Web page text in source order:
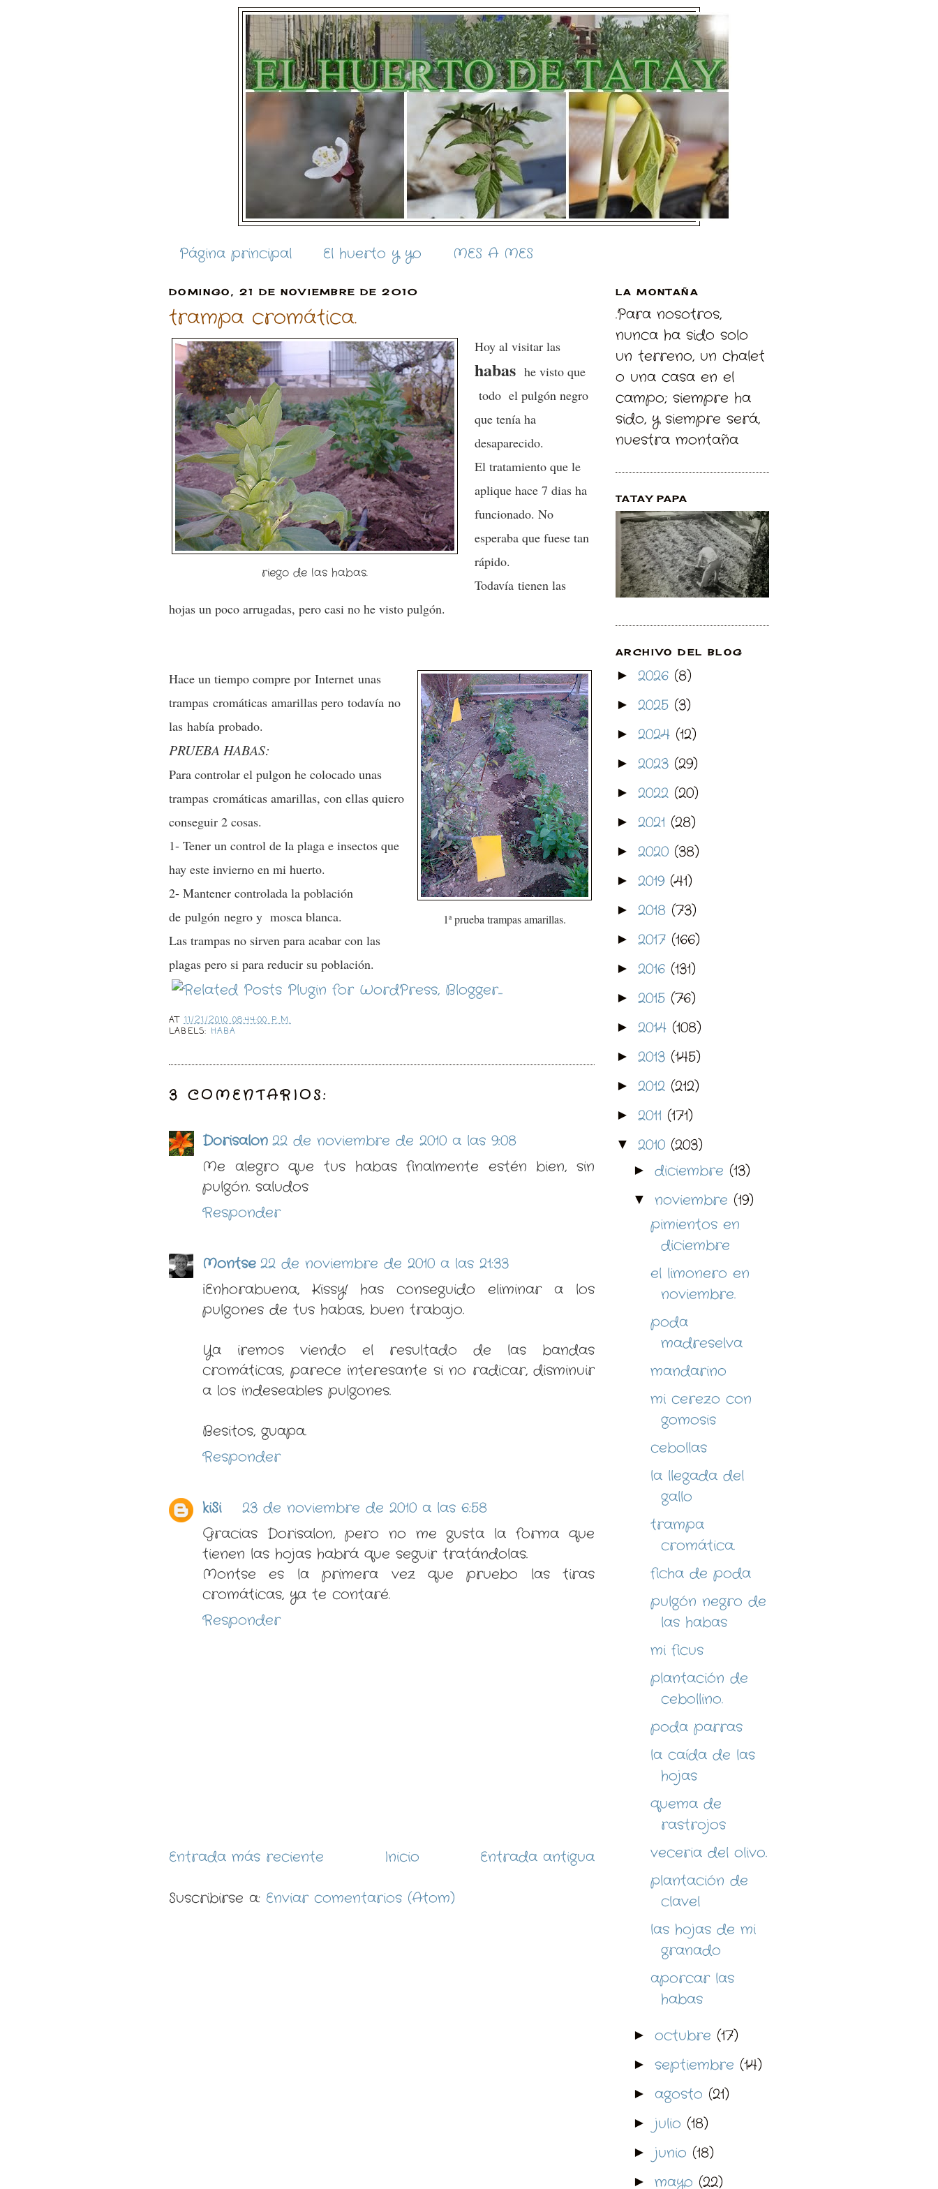
Página principal El huerto y yo MES A MES
DOMINGO, 21 DE NOVIEMBRE DE 2010
trampa cromática.
riego de las habas.
Hoy al visitar las
habas he visto que
todo el pulgón negro
que tenía ha
desaparecido.
El tratamiento que le
aplique hace 7 dias ha
funcionado. No
esperaba que fuese tan
rápido.
Todavía tienen las
hojas un poco arrugadas, pero casi no he visto pulgón.
1ª prueba trampas amarillas.
Hace un tiempo compre por Internet unas
trampas cromáticas amarillas pero todavía no
las había probado.
PRUEBA HABAS:
Para controlar el pulgon he colocado unas
trampas cromáticas amarillas, con ellas quiero
conseguir 2 cosas.
1- Tener un control de la plaga e insectos que
hay este invierno en mi huerto.
2- Mantener controlada la población
de pulgón negro y mosca blanca.
Las trampas no sirven para acabar con las
plagas pero si para reducir su población.
AT11/21/2010 08:44:00 P. M.
LABELS: HABA
3 COMENTARIOS:
Dorisalon 22 de noviembre de 2010 a las 9:08
Me alegro que tus habas finalmente estén bien, sin
pulgón. saludos
Responder
Montse 22 de noviembre de 2010 a las 21:33
¡Enhorabuena, Kissy! has conseguido eliminar a los
pulgones de tus habas, buen trabajo.
Ya iremos viendo el resultado de las bandas
cromáticas, parece interesante si no radicar, disminuir
a los indeseables pulgones.
Besitos, guapa.
Responder
kiSi
23 de noviembre de 2010 a las 6:58
Gracias Dorisalon, pero no me gusta la forma que
tienen las hojas habrá que seguir tratándolas.
Montse es la primera vez que pruebo las tiras
cromáticas, ya te contaré.
Responder
Entrada más reciente Entrada antigua
Inicio
Suscribirse a: Enviar comentarios (Atom)
LA MONTAÑA
.Para nosotros,
nunca ha sido solo
un terreno, un chalet
o una casa en el
campo; siempre ha
sido, y siempre será,
nuestra montaña
TATAY PAPA
ARCHIVO DEL BLOG
► 2026 (8)
► 2025 (3)
► 2024 (12)
► 2023 (29)
► 2022 (20)
► 2021 (28)
► 2020 (38)
► 2019 (41)
► 2018 (73)
► 2017 (166)
► 2016 (131)
► 2015 (76)
► 2014 (108)
► 2013 (145)
► 2012 (212)
► 2011 (171)
▼ 2010 (203)
► diciembre (13)
▼ noviembre (19)
pimientos en
diciembre
el limonero en
noviembre.
poda
madreselva
mandarino
mi cerezo con
gomosis
cebollas
la llegada del
gallo
trampa
cromática.
ficha de poda
pulgón negro de
las habas
mi ficus
plantación de
cebollino.
poda parras
la caída de las
hojas
quema de
rastrojos
veceria del olivo.
plantación de
clavel
las hojas de mi
granado
aporcar las
habas
► octubre (17)
► septiembre (14)
► agosto (21)
► julio (18)
► junio (18)
► mayo (22)